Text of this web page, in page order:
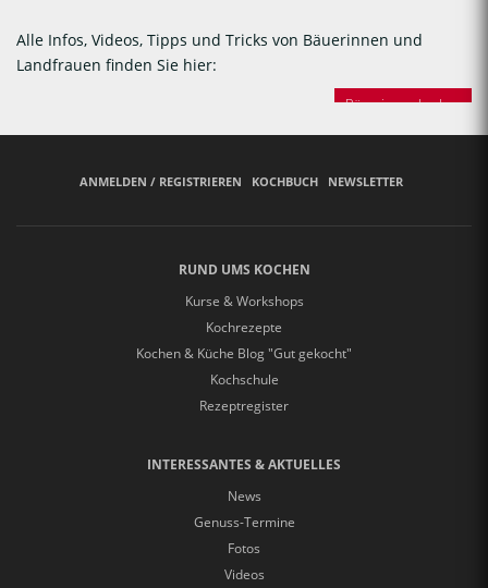
Alle Infos, Videos, Tipps und Tricks von Bäuerinnen und
Landfrauen finden Sie hier:
Bäuerinnen backen
ANMELDEN / REGISTRIEREN KOCHBUCH NEWSLETTER
RUND UMS KOCHEN
Kurse & Workshops
Kochrezepte
Kochen & Küche Blog "Gut gekocht"
Kochschule
Rezeptregister
INTERESSANTES & AKTUELLES
News
Genuss-Termine
Fotos
Videos